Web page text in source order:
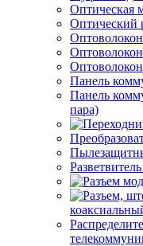
Оптическая
Оптический
Панель
Панель
пара)